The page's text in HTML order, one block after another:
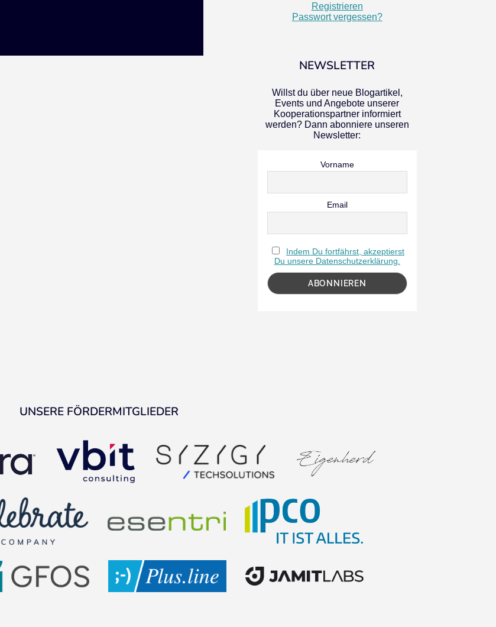
Registrieren
Passwort vergessen?
NEWSLETTER
Willst du über neue Blogartikel,
Events und Angebote unserer
Kooperationspartner informiert
werden? Dann abonniere unseren
Newsletter:
Vorname
Email
Indem Du fortfährst, akzeptierst
Du unsere Datenschutzerklärung.
UNSERE FÖRDERMITGLIEDER